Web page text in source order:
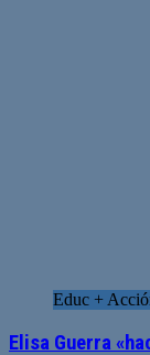
Educ +
Elisa Guerra